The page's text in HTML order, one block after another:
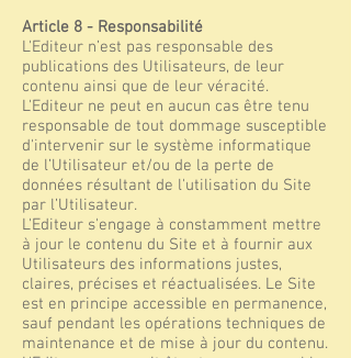
Article 8 - Responsabilité
L'Editeur n’est pas responsable des
publications des Utilisateurs, de leur
contenu ainsi que de leur véracité.
L'Editeur ne peut en aucun cas être tenu
responsable de tout dommage susceptible
d'intervenir sur le système informatique
de l’Utilisateur et/ou de la perte de
données résultant de l'utilisation du Site
par l’Utilisateur.
L'Editeur s'engage à constamment mettre
à jour le contenu du Site et à fournir aux
Utilisateurs des informations justes,
claires, précises et réactualisées. Le Site
est en principe accessible en permanence,
sauf pendant les opérations techniques de
maintenance et de mise à jour du contenu.